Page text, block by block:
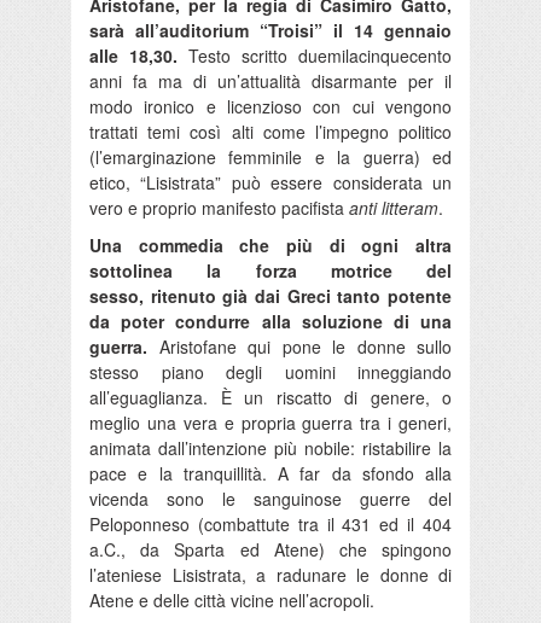
sarà all’auditorium “Troisi” il 14 gennaio
alle 18,30. Testo scritto duemilacinquecento
anni fa ma di un’attualità disarmante per il
modo ironico e licenzioso con cui vengono
trattati temi così alti come l’impegno politico
(l’emarginazione femminile e la guerra) ed
etico, “Lisistrata” può essere considerata un
vero e proprio manifesto pacifista anti litteram.
Una commedia che più di ogni altra
sottolinea la forza motrice del
sesso, ritenuto già dai Greci tanto potente
da poter condurre alla soluzione di una
guerra. Aristofane qui pone le donne sullo
stesso piano degli uomini inneggiando
all’eguaglianza. È un riscatto di genere, o
meglio una vera e propria guerra tra i generi,
animata dall’intenzione più nobile: ristabilire la
pace e la tranquillità. A far da sfondo alla
vicenda sono le sanguinose guerre del
Peloponneso (combattute tra il 431 ed il 404
a.C., da Sparta ed Atene) che spingono
l’ateniese Lisistrata, a radunare le donne di
Atene e delle città vicine nell’acropoli.